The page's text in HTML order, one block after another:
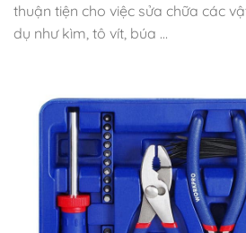
thuận tiện cho việc sửa chữa các
dụ như kìm, tô vít, búa …